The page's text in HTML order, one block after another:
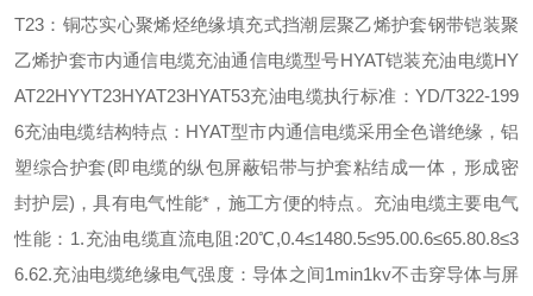
T23：铜芯实心聚烯烃绝缘填充式挡潮层聚乙烯护套钢带铠装聚
乙烯护套市内通信电缆充油通信电缆型号HYAT铠装充油电缆HY
AT22HYYT23HYAT23HYAT53充油电缆执行标准：YD/T322-199
6充油电缆结构特点：HYAT型市内通信电缆采用全色谱绝缘，铝
塑综合护套(即电缆的纵包屏蔽铝带与护套粘结成一体，形成密
封护层)，具有电气性能*，施工方便的特点。充油电缆主要电气
性能：1.充油电缆直流电阻:20℃,0.4≤1480.5≤95.00.6≤65.80.8≤3
6.62.充油电缆绝缘电气强度：导体之间1min1kv不击穿导体与屏